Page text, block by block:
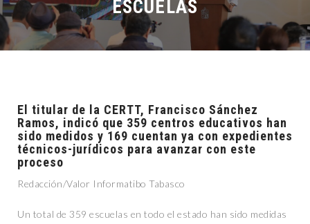
El titular de la CERTT, Francisco Sánchez
Ramos, indicó que 359 centros educativos han
sido medidos y 169 cuentan ya con expedientes
técnicos-jurídicos para avanzar con este
proceso
Redacción/Valor Informatibo Tabasco
Un total de 359 escuelas en todo el estado han sido medidas